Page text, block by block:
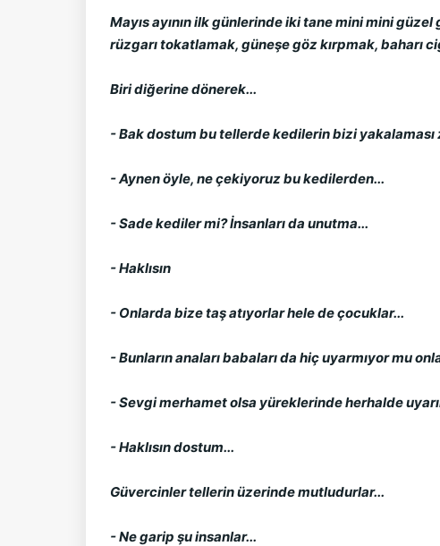
Mayıs ayının ilk günlerinde iki tane mini mini
rüzgarı tokatlamak, güneşe göz kırpmak, baharı
Biri diğerine dönerek...
- Bak dostum bu tellerde kedilerin bizi yakalaması
- Aynen öyle, ne çekiyoruz bu kedilerden...
- Sade kediler mi? İnsanları da unutma...
- Haklısın
- Onlarda bize taş atıyorlar hele de çocuklar...
- Bunların anaları babaları da hiç uyarmıyor mu
- Sevgi merhamet olsa yüreklerinde herhalde
- Haklısın dostum...
Güvercinler tellerin üzerinde mutludurlar...
- Ne garip şu insanlar...